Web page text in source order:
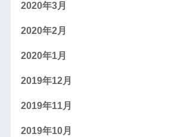
2020年3月
2020年2月
2020年1月
2019年12月
2019年11月
2019年10月